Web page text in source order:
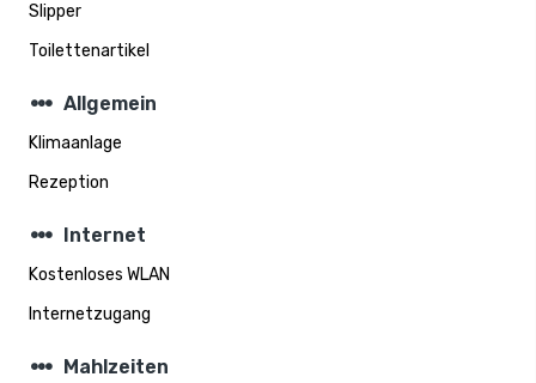
Slipper
Toilettenartikel
steppers Allgemein
Klimaanlage
Rezeption
steppers Internet
Kostenloses WLAN
Internetzugang
steppers Mahlzeiten